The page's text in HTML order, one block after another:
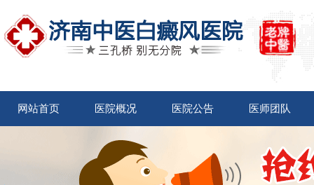
网站首页 医院概况 医院公告 医师团队